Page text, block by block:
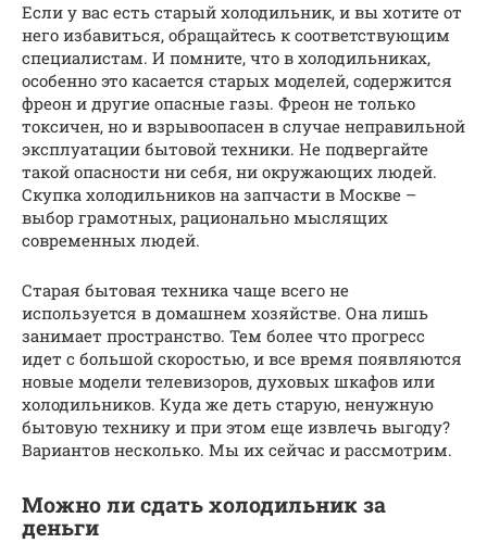
Если у вас есть старый холодильник, и вы хотите от
него избавиться, обращайтесь к соответствующим
специалистам. И помните, что в холодильниках,
особенно это касается старых моделей, содержится
фреон и другие опасные газы. Фреон не только
токсичен, но и взрывоопасен в случае неправильной
эксплуатации бытовой техники. Не подвергайте
такой опасности ни себя, ни окружающих людей.
Скупка холодильников на запчасти в Москве –
выбор грамотных, рационально мыслящих
современных людей.
Старая бытовая техника чаще всего не
используется в домашнем хозяйстве. Она лишь
занимает пространство. Тем более что прогресс
идет с большой скоростью, и все время появляются
новые модели телевизоров, духовых шкафов или
холодильников. Куда же деть старую, ненужную
бытовую технику и при этом еще извлечь выгоду?
Вариантов несколько. Мы их сейчас и рассмотрим.
Можно ли сдать холодильник за
деньги